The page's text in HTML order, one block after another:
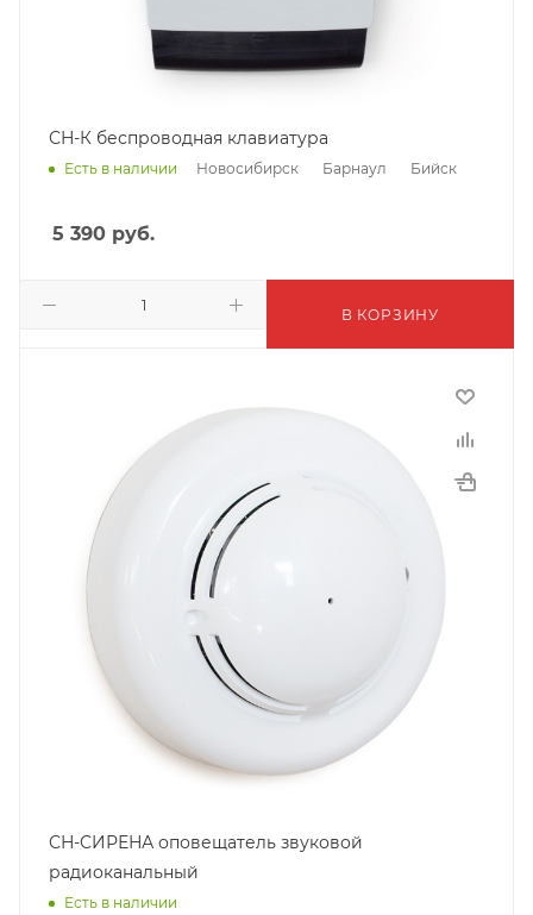
СН-К беспроводная клавиатура
Есть в наличии Новосибирск Барнаул Бийск
5 390 руб.
В КОРЗИНУ
СН-СИРЕНА оповещатель звуковой
радиоканальный
Есть в наличии